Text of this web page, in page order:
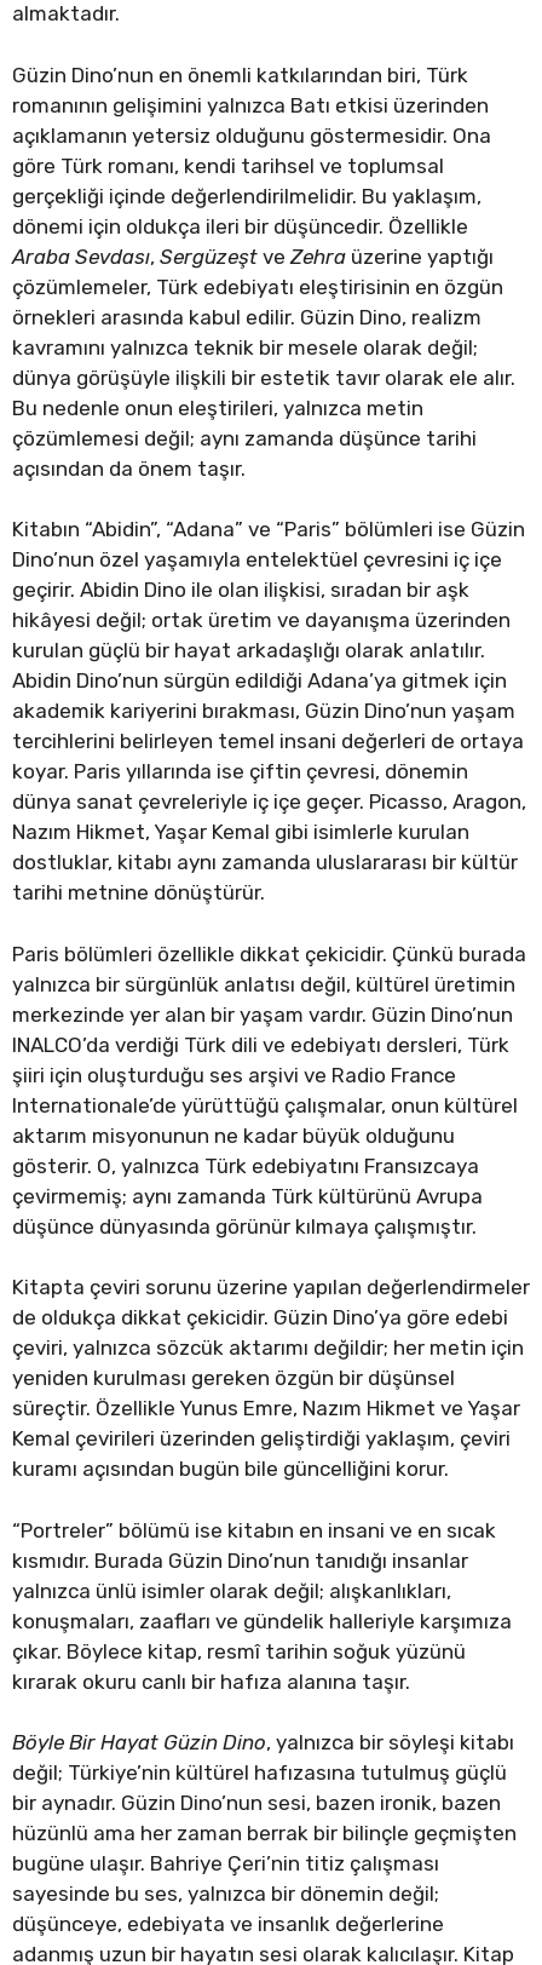
almaktadır.
Güzin Dino’nun en önemli katkılarından biri, Türk
romanının gelişimini yalnızca Batı etkisi üzerinden
açıklamanın yetersiz olduğunu göstermesidir. Ona
göre Türk romanı, kendi tarihsel ve toplumsal
gerçekliği içinde değerlendirilmelidir. Bu yaklaşım,
dönemi için oldukça ileri bir düşüncedir. Özellikle
Araba Sevdası, Sergüzeşt ve Zehra üzerine yaptığı
çözümlemeler, Türk edebiyatı eleştirisinin en özgün
örnekleri arasında kabul edilir. Güzin Dino, realizm
kavramını yalnızca teknik bir mesele olarak değil;
dünya görüşüyle ilişkili bir estetik tavır olarak ele alır.
Bu nedenle onun eleştirileri, yalnızca metin
çözümlemesi değil; aynı zamanda düşünce tarihi
açısından da önem taşır.
Kitabın “Abidin”, “Adana” ve “Paris” bölümleri ise Güzin
Dino’nun özel yaşamıyla entelektüel çevresini iç içe
geçirir. Abidin Dino ile olan ilişkisi, sıradan bir aşk
hikâyesi değil; ortak üretim ve dayanışma üzerinden
kurulan güçlü bir hayat arkadaşlığı olarak anlatılır.
Abidin Dino’nun sürgün edildiği Adana’ya gitmek için
akademik kariyerini bırakması, Güzin Dino’nun yaşam
tercihlerini belirleyen temel insani değerleri de ortaya
koyar. Paris yıllarında ise çiftin çevresi, dönemin
dünya sanat çevreleriyle iç içe geçer. Picasso, Aragon,
Nazım Hikmet, Yaşar Kemal gibi isimlerle kurulan
dostluklar, kitabı aynı zamanda uluslararası bir kültür
tarihi metnine dönüştürür.
Paris bölümleri özellikle dikkat çekicidir. Çünkü burada
yalnızca bir sürgünlük anlatısı değil, kültürel üretimin
merkezinde yer alan bir yaşam vardır. Güzin Dino’nun
INALCO’da verdiği Türk dili ve edebiyatı dersleri, Türk
şiiri için oluşturduğu ses arşivi ve Radio France
Internationale’de yürüttüğü çalışmalar, onun kültürel
aktarım misyonunun ne kadar büyük olduğunu
gösterir. O, yalnızca Türk edebiyatını Fransızcaya
çevirmemiş; aynı zamanda Türk kültürünü Avrupa
düşünce dünyasında görünür kılmaya çalışmıştır.
Kitapta çeviri sorunu üzerine yapılan değerlendirmeler
de oldukça dikkat çekicidir. Güzin Dino’ya göre edebi
çeviri, yalnızca sözcük aktarımı değildir; her metin için
yeniden kurulması gereken özgün bir düşünsel
süreçtir. Özellikle Yunus Emre, Nazım Hikmet ve Yaşar
Kemal çevirileri üzerinden geliştirdiği yaklaşım, çeviri
kuramı açısından bugün bile güncelliğini korur.
“Portreler” bölümü ise kitabın en insani ve en sıcak
kısmıdır. Burada Güzin Dino’nun tanıdığı insanlar
yalnızca ünlü isimler olarak değil; alışkanlıkları,
konuşmaları, zaafları ve gündelik halleriyle karşımıza
çıkar. Böylece kitap, resmî tarihin soğuk yüzünü
kırarak okuru canlı bir hafıza alanına taşır.
Böyle Bir Hayat Güzin Dino, yalnızca bir söyleşi kitabı
değil; Türkiye’nin kültürel hafızasına tutulmuş güçlü
bir aynadır. Güzin Dino’nun sesi, bazen ironik, bazen
hüzünlü ama her zaman berrak bir bilinçle geçmişten
bugüne ulaşır. Bahriye Çeri’nin titiz çalışması
sayesinde bu ses, yalnızca bir dönemin değil;
düşünceye, edebiyata ve insanlık değerlerine
adanmış uzun bir hayatın sesi olarak kalıcılaşır. Kitap